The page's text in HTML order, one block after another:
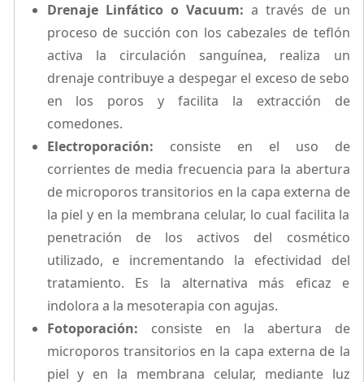
Drenaje Linfático o Vacuum: a través de un
proceso de succión con los cabezales de teflón
activa la circulación sanguínea, realiza un
drenaje contribuye a despegar el exceso de sebo
en los poros y facilita la extracción de
comedones.
Electroporación: consiste en el uso de
corrientes de media frecuencia para la abertura
de microporos transitorios en la capa externa de
la piel y en la membrana celular, lo cual facilita la
penetración de los activos del cosmético
utilizado, e incrementando la efectividad del
tratamiento. Es la alternativa más eficaz e
indolora a la mesoterapia con agujas.
Fotoporación: consiste en la abertura de
microporos transitorios en la capa externa de la
piel y en la membrana celular, mediante luz